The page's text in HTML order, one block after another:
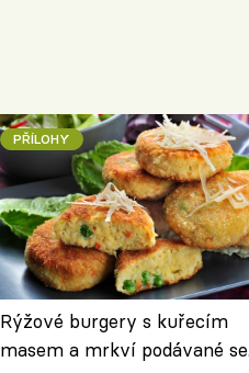
PŘÍLOHY
Rýžové burgery s kuřecím
masem a mrkví podávané se